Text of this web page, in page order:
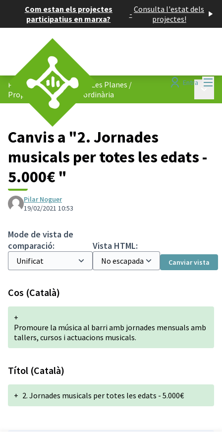
Com estan els projectes
participatius en marxa?
- Consulta l'estat dels
projectes!
Entra
Pressupost participatiu: Les Planes /
Propostes de despesa ordinària
Canvis a "2. Jornades
musicals per totes les edats -
5.000€ "
Pilar Noguer
19/02/2021 10:53
Mode de vista de
comparació:
Vista HTML:
Canviar vista
Cos (Català)
+
Promoure la música al barri amb jornades mensuals amb
tallers, cursos i actuacions musicals.
Títol (Català)
+ 2. Jornades musicals per totes les edats - 5.000€